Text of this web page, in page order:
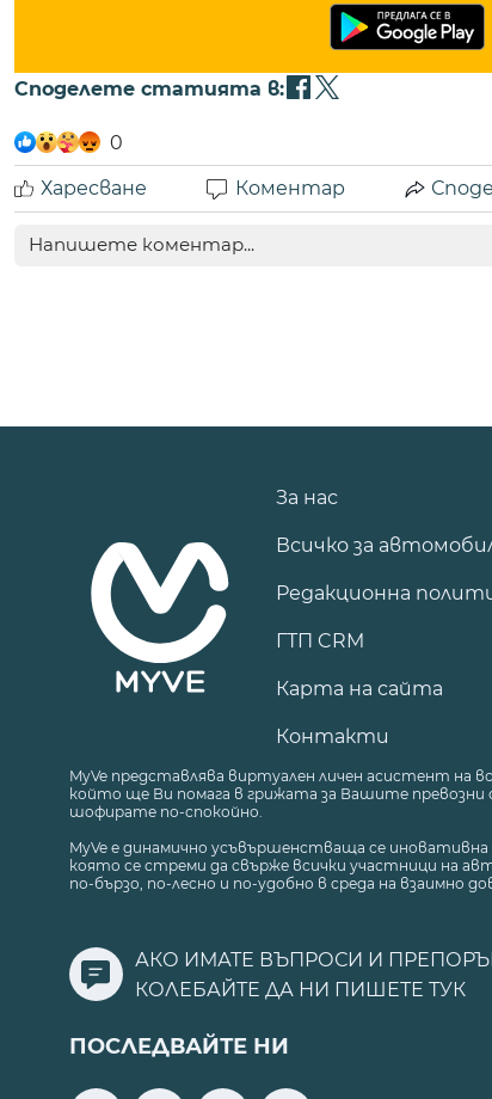
Споделете статията в:
0
Харесване
Коментар
За нас
Всичко за
Редакционна
ГТП CRM
Карта на сайта
Контакти
MyVe представлява виртуален личен асистент на
който ще Ви помага в грижата за Вашите превозни
шофирате по-спокойно.
MyVe е динамично усъвършенстваща се иновативна
която се стреми да свърже всички участници на
по-бързо, по-лесно и по-удобно в среда на взаимно
АКО ИМАТЕ ВЪПРОСИ И
КОЛЕБАЙТЕ ДА НИ ПИШЕТЕ ТУК
ПОСЛЕДВАЙТЕ НИ